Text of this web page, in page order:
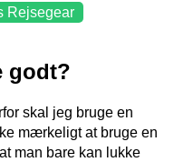
Rejsegear
godt?
skal jeg bruge en
mærkeligt at bruge en
man bare kan lukke